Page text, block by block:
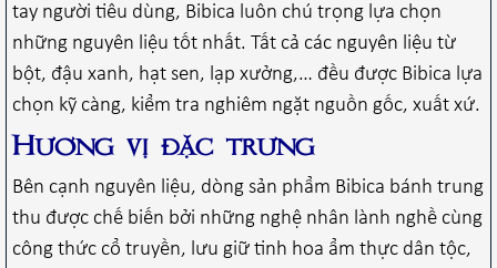
tay người tiêu dùng, Bibica luôn chú trọng lựa chọn
những nguyên liệu tốt nhất. Tất cả các nguyên liệu từ
bột, đậu xanh, hạt sen, lạp xưởng,… đều được Bibica lựa
chọn kỹ càng, kiểm tra nghiêm ngặt nguồn gốc, xuất xứ.
Hương vị đặc trưng
Bên cạnh nguyên liệu, dòng sản phẩm Bibica bánh trung
thu được chế biến bởi những nghệ nhân lành nghề cùng
công thức cổ truyền, lưu giữ tinh hoa ẩm thực dân tộc,